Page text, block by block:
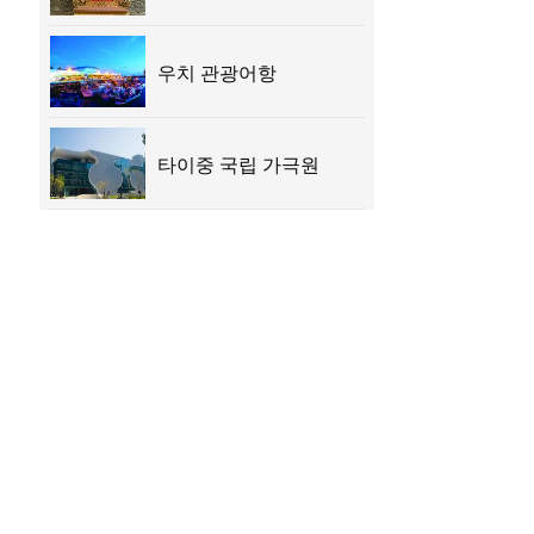
우치 관광어항
타이중 국립 가극원